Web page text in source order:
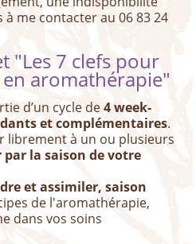
à me contacter au 06 83 24
"Les 7 clefs pour
aromathérapie"
d’un cycle de4 week-
et complémentaires.
librement à un ou plusieurs
par la saison de votre
et assimiler, saison
de l'aromathérapie,
dans vos soins